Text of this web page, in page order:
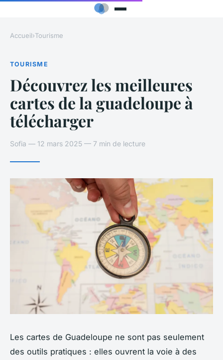
Accueil›Tourisme
TOURISME
Découvrez les meilleures
cartes de la guadeloupe à
télécharger
Sofia — 12 mars 2025 — 7 min de lecture
Les cartes de Guadeloupe ne sont pas seulement
des outils pratiques : elles ouvrent la voie à des